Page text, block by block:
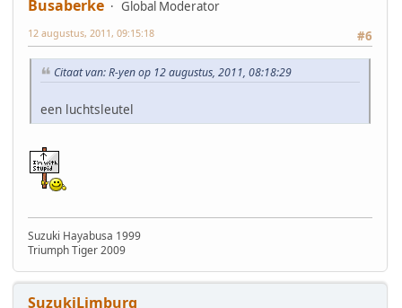
Busaberke
Global Moderator
#6
12 augustus, 2011, 09:15:18
Citaat van: R-yen op 12 augustus, 2011, 08:18:29
een luchtsleutel
Suzuki Hayabusa 1999
Triumph Tiger 2009
SuzukiLimburg